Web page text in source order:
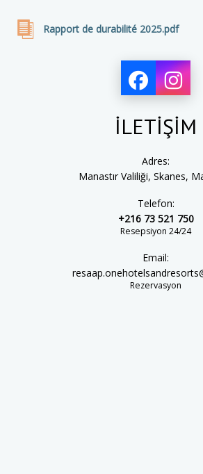
Rapport de durabilité 2025.pdf
İLETİŞİM
Adres:
Manastır Valiliği, Skanes,
Telefon:
+216 73 521 750
Resepsiyon 24/24
Email:
Rezervasyon